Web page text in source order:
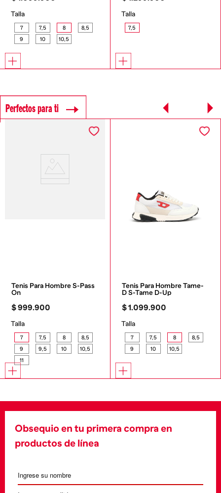
Talla
7 7,5 8
8,5
9
10 10,5
Talla
7,5
Perfectos para ti
Tenis Para Hombre S-Pass
On
$999.900
Talla
7 7,5 8
8,5
9
9,5 10
10,5
11
Tenis Para Hombre Tame-
D S-Tame D-Up
$1.099.900
Talla
7 7,5 8
8,5
9
10 10,5
Obsequio en tu primera compra en
productos de línea